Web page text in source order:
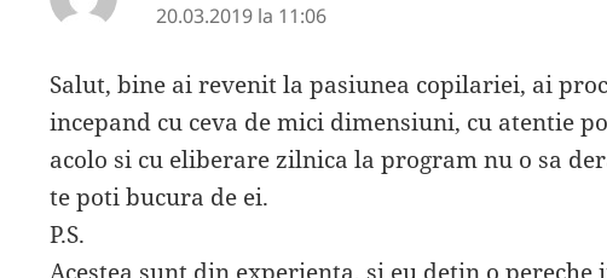
20.03.2019 la 11:06
Salut, bine ai revenit la pasiunea copilariei, ai
incepand cu ceva de mici dimensiuni, cu atentie
acolo si cu eliberare zilnica la program nu o sa
te poti bucura de ei.
P.S.